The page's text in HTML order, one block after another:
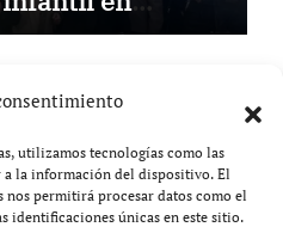
utilizamos tecnologías como las
a la información del dispositivo. El
nos permitirá procesar datos como el
identificaciones únicas en este sitio.